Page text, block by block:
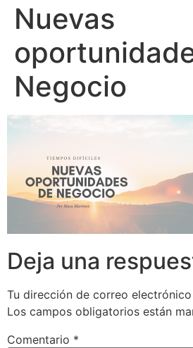
Nuevas
Negocio
Deja una
Tu dirección de correo
Los campos obligatorios están
Comentario *